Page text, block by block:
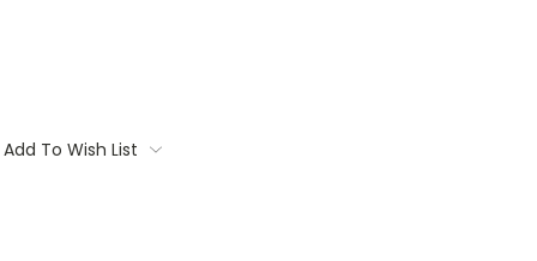
Add To Wish List